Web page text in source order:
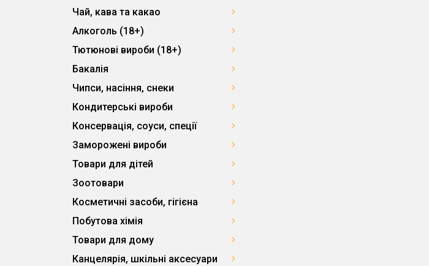
Чай, кава та какао
Алкоголь (18+)
Тютюнові вироби (18+)
Бакалія
Чипси, насіння, снеки
Кондитерські вироби
Консервація, соуси, спеції
Заморожені вироби
Товари для дітей
Зоотовари
Косметичні засоби, гігієна
Побутова хімія
Товари для дому
Канцелярія, шкільні аксесуари